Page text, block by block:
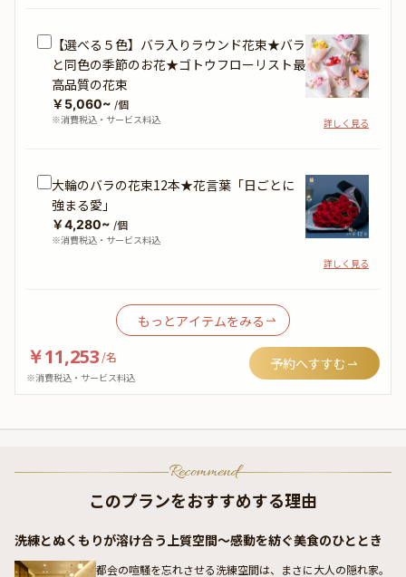
【選べる５色】バラ入りラウンド花束★バラ
と同色の季節のお花★ゴトウフローリスト最
高品質の花束
￥5,060~ /個
※消費税込・サービス料込
詳しく見る
大輪のバラの花束12本★花言葉「日ごとに
強まる愛」
￥4,280~ /個
※消費税込・サービス料込
詳しく見る
もっとアイテムをみる
￥11,253 /名
※消費税込・サービス料込
予約へすすむ
Recommend
このプランをおすすめする理由
洗練とぬくもりが溶け合う上質空間〜感動を紡ぐ美食のひととき
都会の喧騒を忘れさせる洗練空間は、まさに大人の隠れ家。